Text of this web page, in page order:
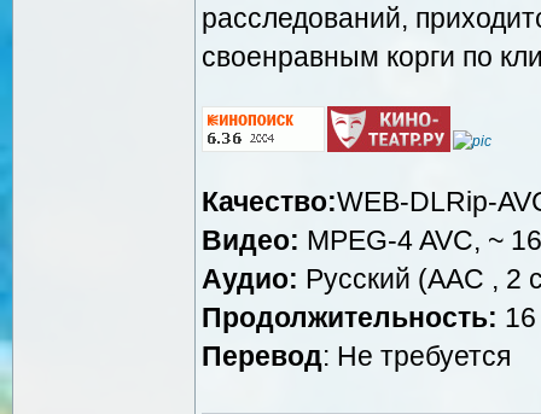
расследований,
своенравным корги по
Качество:WEB-DLRip-
Видео: MPEG-4 AVC, ~
Аудио: Русский (AAC , 2
Продолжительность:
Перевод: Не требуется